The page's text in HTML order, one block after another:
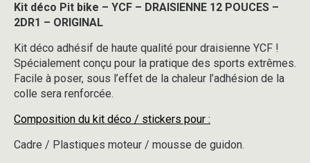
-
DRAISIENNE
POUCES
-
2DR1
-
ORIGINAL
Kit déco Pit bike – YCF – DRAISIENNE 12 POUCES –
2DR1 – ORIGINAL
Kit déco adhésif de haute qualité pour draisienne YCF !
Spécialement conçu pour la pratique des sports extrêmes.
Facile à poser, sous l’effet de la chaleur l’adhésion de la
colle sera renforcée.
Composition du kit déco / stickers pour :
Cadre / Plastiques moteur / mousse de guidon.